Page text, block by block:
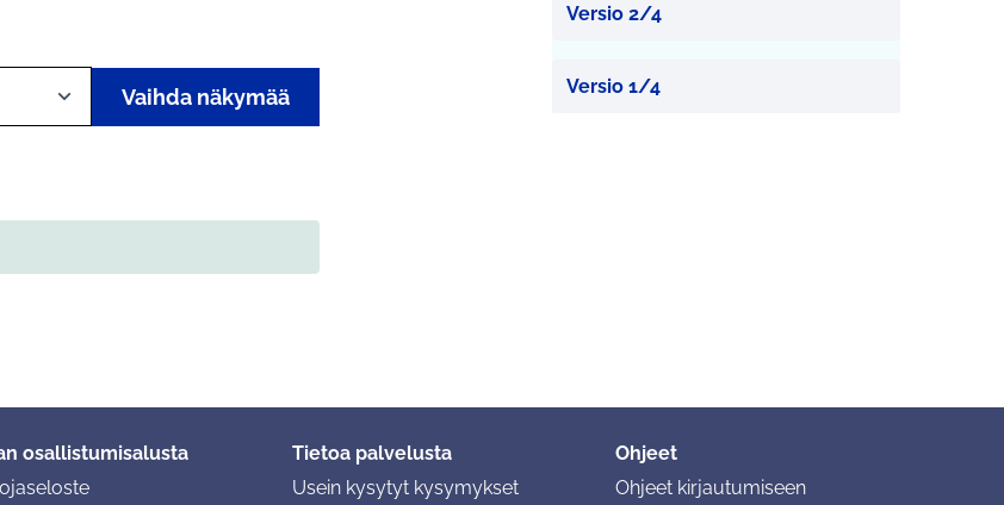
Vaihda näkymää
Versio 2/4
Versio 1/4
osallistumisalusta
Tietoa palvelusta
Usein kysytyt kysymykset
Ohjeet
Ohjeet kirjautumiseen